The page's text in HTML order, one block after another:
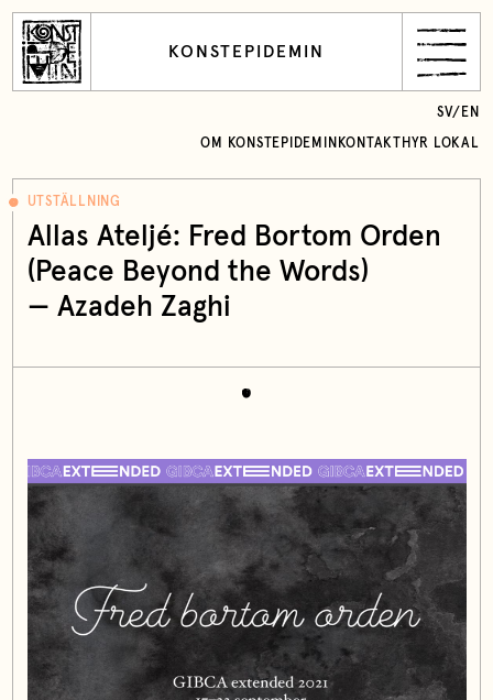
KONSTEPIDEMIN
OM KONSTEPIDEMIN KONTAKT HYR LOKAL
SV/ EN
UTSTÄLLNING
Allas Ateljé: Fred Bortom Orden
(Peace Beyond the Words)
— Azadeh Zaghi